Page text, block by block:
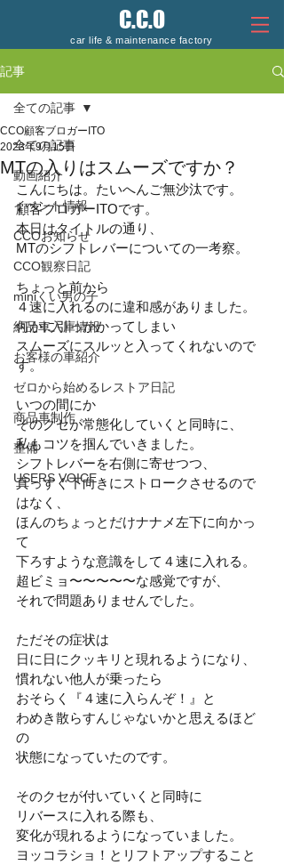
C.C.O
car life & maintenance factory
記事
全ての記事
動画紹介
イベント情報
CCOお知らせ
CCO観察日記
miniくい男の子
納品車入庫情報
お客様の車紹介
ゼロから始めるレストア日記
商品車制作
整備
USERS VOICE
全ての記事
MTの入りはスムーズですか？
CCO顧客ブロガーITO
2023年9月15日
こんにちは。たいへんご無沙汰です。
顧客ブロガーITOです。
本日はタイトルの通り、
MTのシフトレバーについての一考察。
ちょっと前から
４速に入れるのに違和感がありました。
何かに引っかかってしまい
スムーズにスルッと入ってくれないので
す。
いつの間にか
そのクセが常態化していくと同時に、
私もコツを掴んでいきました。
シフトレバーを右側に寄せつつ、
真っすぐ下向きにストロークさせるので
はなく、
ほんのちょっとだけナナメ左下に向かっ
て
下ろすような意識をして４速に入れる。
超ビミョ〜〜〜〜〜な感覚ですが、
それで問題ありませんでした。
ただその症状は
日に日にクッキリと現れるようになり、
慣れない他人が乗ったら
おそらく『４速に入らんぞ！』と
わめき散らすんじゃないかと思えるほど
の
状態になっていたのです。
そのクセが付いていくと同時に
リバースに入れる際も、
変化が現れるようになっていました。
ヨッコラショ！とリフトアップすること